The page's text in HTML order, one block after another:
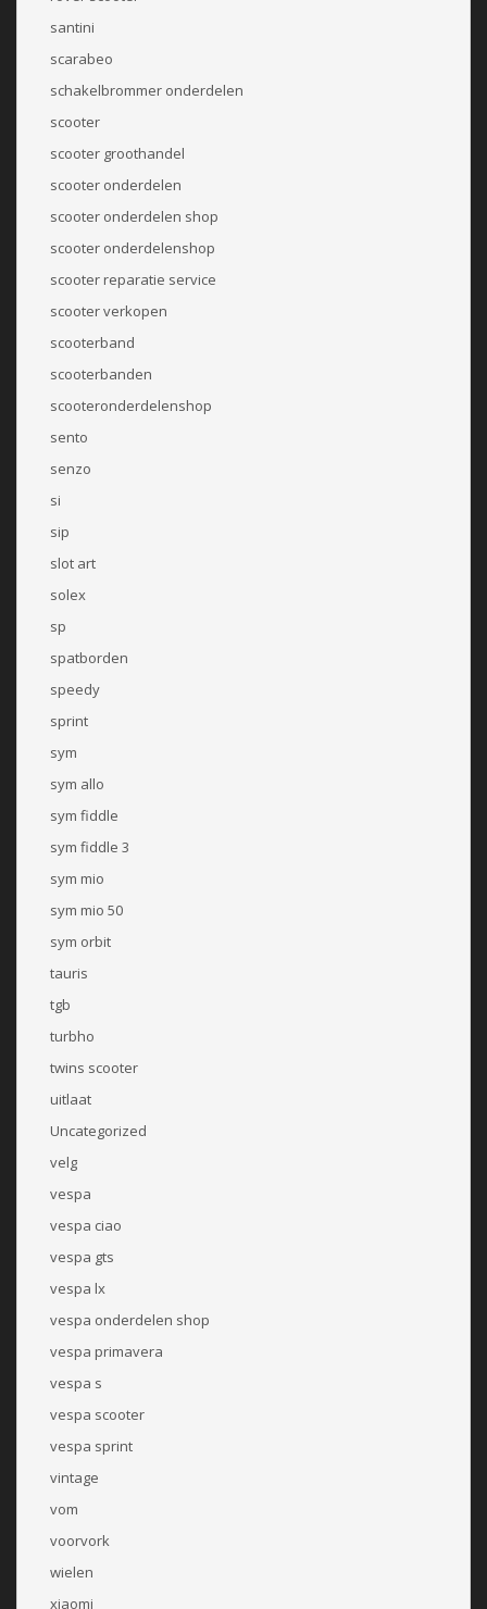
santini
scarabeo
schakelbrommer onderdelen
scooter
scooter groothandel
scooter onderdelen
scooter onderdelen shop
scooter onderdelenshop
scooter reparatie service
scooter verkopen
scooterband
scooterbanden
scooteronderdelenshop
sento
senzo
si
sip
slot art
solex
sp
spatborden
speedy
sprint
sym
sym allo
sym fiddle
sym fiddle 3
sym mio
sym mio 50
sym orbit
tauris
tgb
turbho
twins scooter
uitlaat
Uncategorized
velg
vespa
vespa ciao
vespa gts
vespa lx
vespa onderdelen shop
vespa primavera
vespa s
vespa scooter
vespa sprint
vintage
vom
voorvork
wielen
xiaomi